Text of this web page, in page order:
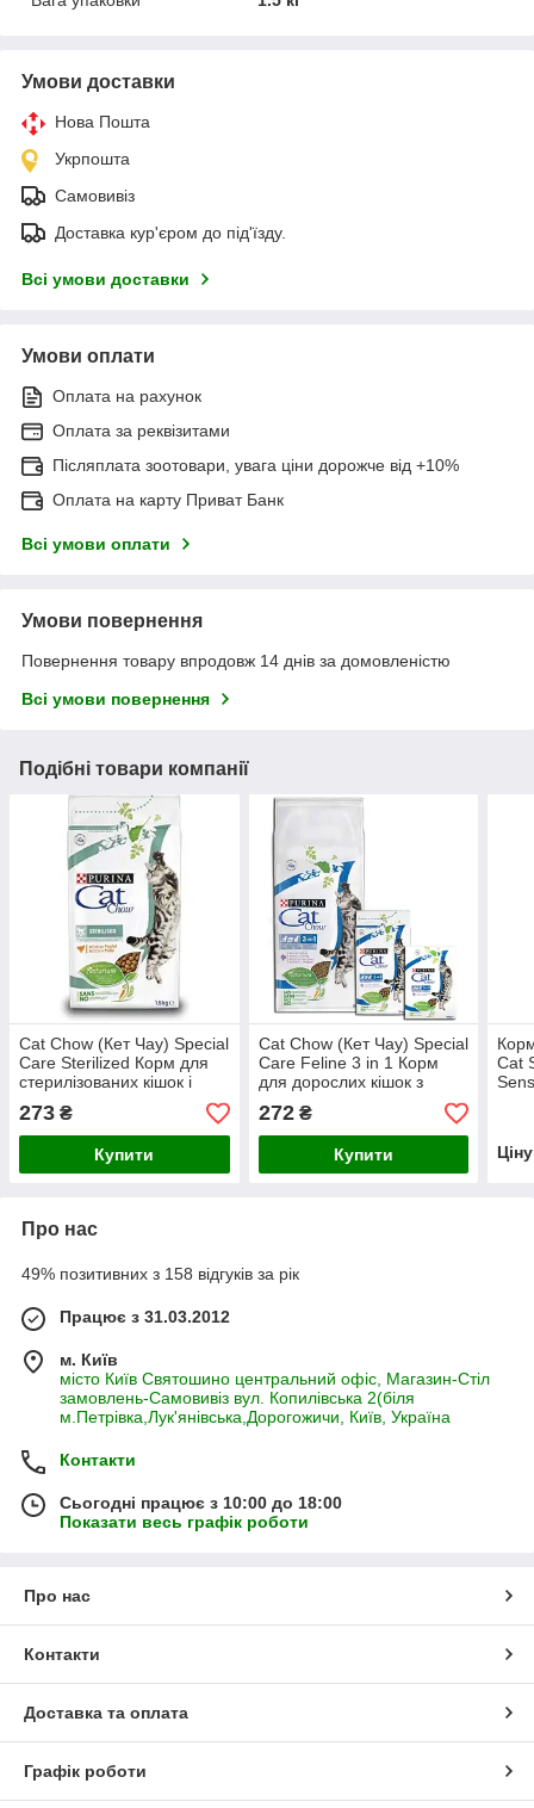
Умови доставки
Нова Пошта
Укрпошта
Самовивіз
Доставка кур'єром до під'їзду.
Всі умови доставки
Умови оплати
Оплата на рахунок
Оплата за реквізитами
Післяплата зоотовари, увага ціни дорожче від +10%
Оплата на карту Приват Банк
Всі умови оплати
Умови повернення
Повернення товару впродовж 14 днів за домовленістю
Всі умови повернення
Подібні товари компанії
Cat Chow (Кет Чау) Special
Care Sterilized Корм для
стерилізованих кішок і
кастрованих котів, 1,5 кг
273 ₴
Купити
Cat Chow (Кет Чау) Special
Care Feline 3 in 1 Корм
для дорослих кішок з
індичкою, 1,5 кг
272₴
Купити
Cat
Про нас
49% позитивних з 158 відгуків за рік
Працює з 31.03.2012
м. Київ
місто Київ Святошино центральний офіс, Магазин-Стіл
замовлень-Самовивіз вул. Копилівська 2(біля
м.Петрівка,Лук'янівська,Дорогожичи, Київ, Україна
Контакти
Сьогодні працює з 10:00 до 18:00
Показати весь графік роботи
Про нас
Контакти
Доставка та оплата
Графік роботи